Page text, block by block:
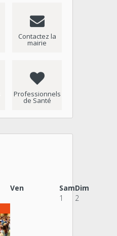
Contactez la
mairie
Professionnels
de Santé
Ven SamDim
1
2